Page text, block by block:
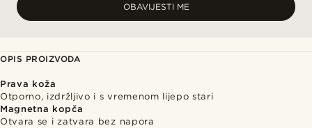
OBAVIJESTI ME
OPIS PROIZVODA
Prava koža
Otporno, izdržljivo i s vremenom lijepo stari
Magnetna kopča
Otvara se i zatvara bez napora